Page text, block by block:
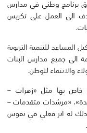
برنامج وطني في مدارس
الى العمل على تكريس
للتنمية التربوية
الى جميع مدارس البنات
والانتماء للوطن.
خاص بها مثل «زهرات –
«مرشدات متقدمات –
له اثر فعلي في نفوس